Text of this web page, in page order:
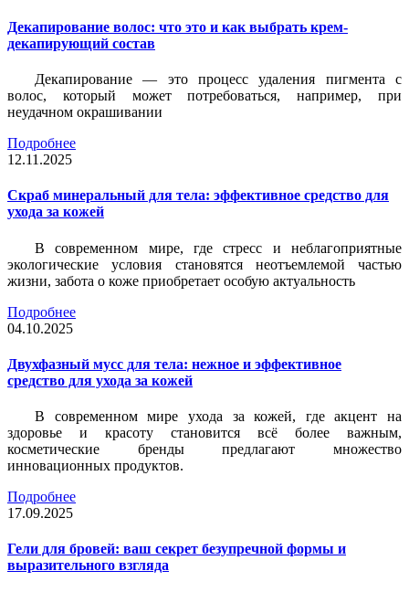
Декапирование волос: что это и как выбрать крем-
декапирующий состав
Декапирование — это процесс удаления пигмента с
волос, который может потребоваться, например, при
неудачном окрашивании
Подробнее
12.11.2025
Скраб минеральный для тела: эффективное средство для
ухода за кожей
В современном мире, где стресс и неблагоприятные
экологические условия становятся неотъемлемой частью
жизни, забота о коже приобретает особую актуальность
Подробнее
04.10.2025
Двухфазный мусс для тела: нежное и эффективное
средство для ухода за кожей
В современном мире ухода за кожей, где акцент на
здоровье и красоту становится всё более важным,
косметические бренды предлагают множество
инновационных продуктов.
Подробнее
17.09.2025
Гели для бровей: ваш секрет безупречной формы и
выразительного взгляда